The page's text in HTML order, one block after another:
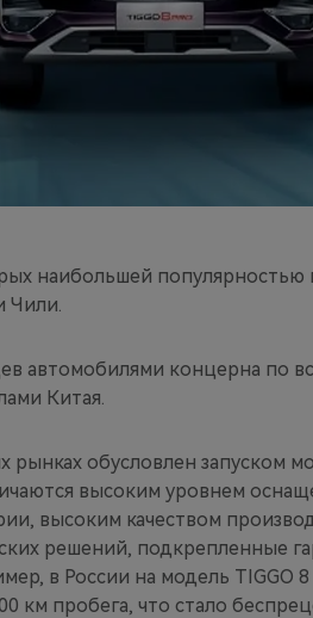
наибольшей популярностью
Чили.
автомобилями концерна по
Китая.
рынках обусловлен запуском
высоким уровнем
высоким качеством
решений, подкрепленные
в России на модель TIGGO 8
км пробега, что стало